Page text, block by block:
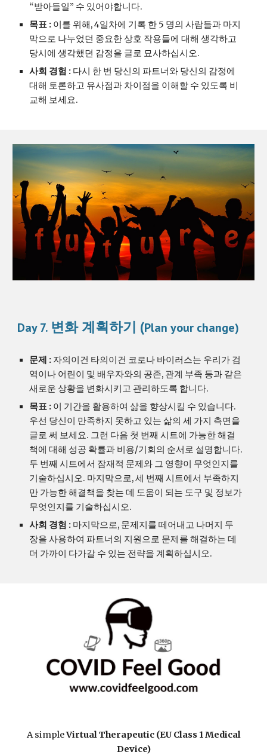
“받아들일” 수 있어야합니다.
목표 : 이를 위해, 4일차에 기록 한 5 명의 사람들과 마지
막으로 나누었던 중요한 상호 작용들에 대해 생각하고
당시에 생각했던 감정을 글로 묘사하십시오.
사회 경험 : 다시 한 번 당신의 파트너와 당신의 감정에
대해 토론하고 유사점과 차이점을 이해할 수 있도록 비
교해 보세요.
Day 7. 변화 계획하기 (Plan your change)
문제 : 자의이건 타의이건 코로나 바이러스는 우리가 검
역이나 어린이 및 배우자와의 공존, 관계 부족 등과 같은
새로운 상황을 변화시키고 관리하도록 합니다.
목표 : 이 기간을 활용하여 삶을 향상시킬 수 있습니다.
우선 당신이 만족하지 못하고 있는 삶의 세 가지 측면을
글로 써 보세요. 그런 다음 첫 번째 시트에 가능한 해결
책에 대해 성공 확률과 비용/기회의 순서로 설명합니다.
두 번째 시트에서 잠재적 문제와 그 영향이 무엇인지를
기술하십시오. 마지막으로, 세 번째 시트에서 부족하지
만 가능한 해결책을 찾는 데 도움이 되는 도구 및 정보가
무엇인지를 기술하십시오.
사회 경험 : 마지막으로, 문제지를 떼어내고 나머지 두
장을 사용하여 파트너의 지원으로 문제를 해결하는 데
더 가까이 다가갈 수 있는 전략을 계획하십시오.
A simpleVirtual Therapeutic (EU Class 1 Medical
Device)